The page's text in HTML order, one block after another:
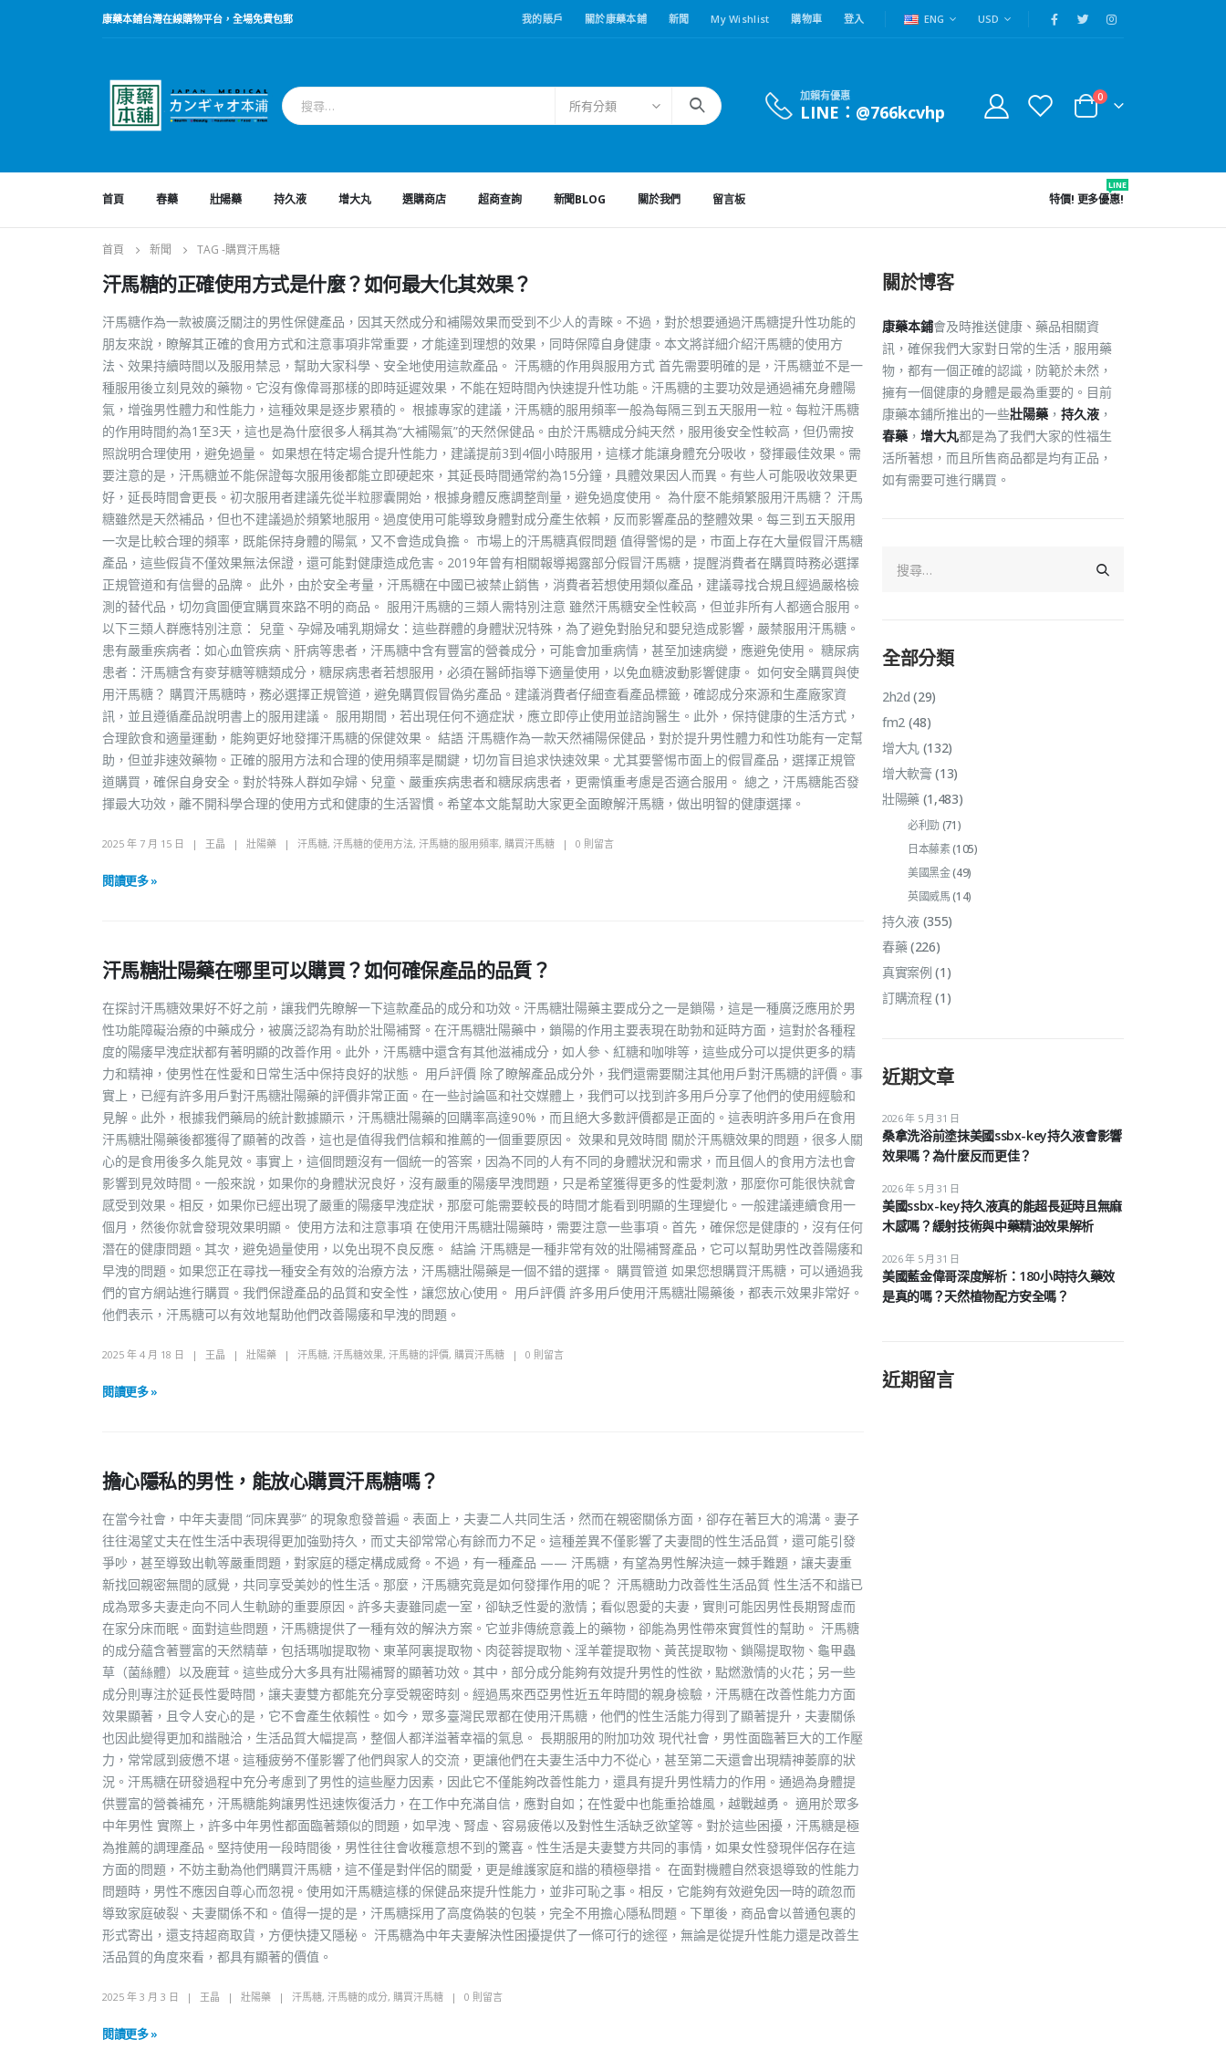
康藥本鋪台灣在線購物平台，全場免費包郵 我的賬戶 關於康藥本鋪 新聞 My Wishlist 購物車 登入 ENG USD
所有分類
加賴有優惠
LINE：@766kcvhp
0
首頁 春藥 壯陽藥 持久液 增大丸 選購商店 超商查詢 新聞BLOG 關於我們 留言板 特價! 更多優惠!
LINE
首頁 新聞 TAG -購買汗馬糖
汗馬糖的正確使用方式是什麼？如何最大化其效果？
汗馬糖作為一款被廣泛關注的男性保健產品，因其天然成分和補陽效果而受到不少人的青睞。不過，對於想要通過汗馬糖提升性功能的
朋友來說，瞭解其正確的食用方式和注意事項非常重要，才能達到理想的效果，同時保障自身健康。本文將詳細介紹汗馬糖的使用方
法、效果持續時間以及服用禁忌，幫助大家科學、安全地使用這款產品。 汗馬糖的作用與服用方式 首先需要明確的是，汗馬糖並不是一
種服用後立刻見效的藥物。它沒有像偉哥那樣的即時延遲效果，不能在短時間內快速提升性功能。汗馬糖的主要功效是通過補充身體陽
氣，增強男性體力和性能力，這種效果是逐步累積的。 根據專家的建議，汗馬糖的服用頻率一般為每隔三到五天服用一粒。每粒汗馬糖
的作用時間約為1至3天，這也是為什麼很多人稱其為“大補陽氣”的天然保健品。由於汗馬糖成分純天然，服用後安全性較高，但仍需按
照說明合理使用，避免過量。 如果想在特定場合提升性能力，建議提前3到4個小時服用，這樣才能讓身體充分吸收，發揮最佳效果。需
要注意的是，汗馬糖並不能保證每次服用後都能立即硬起來，其延長時間通常約為15分鐘，具體效果因人而異。有些人可能吸收效果更
好，延長時間會更長。初次服用者建議先從半粒膠囊開始，根據身體反應調整劑量，避免過度使用。 為什麼不能頻繁服用汗馬糖？ 汗馬
糖雖然是天然補品，但也不建議過於頻繁地服用。過度使用可能導致身體對成分產生依賴，反而影響產品的整體效果。每三到五天服用
一次是比較合理的頻率，既能保持身體的陽氣，又不會造成負擔。 市場上的汗馬糖真假問題 值得警惕的是，市面上存在大量假冒汗馬糖
產品，這些假貨不僅效果無法保證，還可能對健康造成危害。2019年曾有相關報導揭露部分假冒汗馬糖，提醒消費者在購買時務必選擇
正規管道和有信譽的品牌。 此外，由於安全考量，汗馬糖在中國已被禁止銷售，消費者若想使用類似產品，建議尋找合規且經過嚴格檢
測的替代品，切勿貪圖便宜購買來路不明的商品。 服用汗馬糖的三類人需特別注意 雖然汗馬糖安全性較高，但並非所有人都適合服用。
以下三類人群應特別注意： 兒童、孕婦及哺乳期婦女：這些群體的身體狀況特殊，為了避免對胎兒和嬰兒造成影響，嚴禁服用汗馬糖。
患有嚴重疾病者：如心血管疾病、肝病等患者，汗馬糖中含有豐富的營養成分，可能會加重病情，甚至加速病變，應避免使用。 糖尿病
患者：汗馬糖含有麥芽糖等糖類成分，糖尿病患者若想服用，必須在醫師指導下適量使用，以免血糖波動影響健康。 如何安全購買與使
用汗馬糖？ 購買汗馬糖時，務必選擇正規管道，避免購買假冒偽劣產品。建議消費者仔細查看產品標籤，確認成分來源和生產廠家資
訊，並且遵循產品說明書上的服用建議。 服用期間，若出現任何不適症狀，應立即停止使用並諮詢醫生。此外，保持健康的生活方式，
合理飲食和適量運動，能夠更好地發揮汗馬糖的保健效果。 結語 汗馬糖作為一款天然補陽保健品，對於提升男性體力和性功能有一定幫
助，但並非速效藥物。正確的服用方法和合理的使用頻率是關鍵，切勿盲目追求快速效果。尤其要警惕市面上的假冒產品，選擇正規管
道購買，確保自身安全。對於特殊人群如孕婦、兒童、嚴重疾病患者和糖尿病患者，更需慎重考慮是否適合服用。 總之，汗馬糖能否發
揮最大功效，離不開科學合理的使用方式和健康的生活習慣。希望本文能幫助大家更全面瞭解汗馬糖，做出明智的健康選擇。
2025 年 7 月 15 日 王晶 壯陽藥 汗馬糖, 汗馬糖的使用方法, 汗馬糖的服用頻率, 購買汗馬糖 0 則留言
閱讀更多 »
汗馬糖壯陽藥在哪里可以購買？如何確保產品的品質？
在探討汗馬糖效果好不好之前，讓我們先瞭解一下這款產品的成分和功效。汗馬糖壯陽藥主要成分之一是鎖陽，這是一種廣泛應用於男
性功能障礙治療的中藥成分，被廣泛認為有助於壯陽補腎。在汗馬糖壯陽藥中，鎖陽的作用主要表現在助勃和延時方面，這對於各種程
度的陽痿早洩症狀都有著明顯的改善作用。此外，汗馬糖中還含有其他滋補成分，如人參、紅糖和咖啡等，這些成分可以提供更多的精
力和精神，使男性在性愛和日常生活中保持良好的狀態。 用戶評價 除了瞭解產品成分外，我們還需要關注其他用戶對汗馬糖的評價。事
實上，已經有許多用戶對汗馬糖壯陽藥的評價非常正面。在一些討論區和社交媒體上，我們可以找到許多用戶分享了他們的使用經驗和
見解。此外，根據我們藥局的統計數據顯示，汗馬糖壯陽藥的回購率高達90%，而且絕大多數評價都是正面的。這表明許多用戶在食用
汗馬糖壯陽藥後都獲得了顯著的改善，這也是值得我們信賴和推薦的一個重要原因。 效果和見效時間 關於汗馬糖效果的問題，很多人關
心的是食用後多久能見效。事實上，這個問題沒有一個統一的答案，因為不同的人有不同的身體狀況和需求，而且個人的食用方法也會
影響到見效時間。一般來說，如果你的身體狀況良好，沒有嚴重的陽痿早洩問題，只是希望獲得更多的性愛刺激，那麼你可能很快就會
感受到效果。相反，如果你已經出現了嚴重的陽痿早洩症狀，那麼可能需要較長的時間才能看到明顯的生理變化。一般建議連續食用一
個月，然後你就會發現效果明顯。 使用方法和注意事項 在使用汗馬糖壯陽藥時，需要注意一些事項。首先，確保您是健康的，沒有任何
潛在的健康問題。其次，避免過量使用，以免出現不良反應。 結論 汗馬糖是一種非常有效的壯陽補腎產品，它可以幫助男性改善陽痿和
早洩的問題。如果您正在尋找一種安全有效的治療方法，汗馬糖壯陽藥是一個不錯的選擇。 購買管道 如果您想購買汗馬糖，可以通過我
們的官方網站進行購買。我們保證產品的品質和安全性，讓您放心使用。 用戶評價 許多用戶使用汗馬糖壯陽藥後，都表示效果非常好。
他們表示，汗馬糖可以有效地幫助他們改善陽痿和早洩的問題。
2025 年 4 月 18 日 王晶 壯陽藥 汗馬糖, 汗馬糖效果, 汗馬糖的評價, 購買汗馬糖 0 則留言
閱讀更多 »
擔心隱私的男性，能放心購買汗馬糖嗎？
在當今社會，中年夫妻間 “同床異夢” 的現象愈發普遍。表面上，夫妻二人共同生活，然而在親密關係方面，卻存在著巨大的鴻溝。妻子
往往渴望丈夫在性生活中表現得更加強勁持久，而丈夫卻常常心有餘而力不足。這種差異不僅影響了夫妻間的性生活品質，還可能引發
爭吵，甚至導致出軌等嚴重問題，對家庭的穩定構成威脅。不過，有一種產品 —— 汗馬糖，有望為男性解決這一棘手難題，讓夫妻重
新找回親密無間的感覺，共同享受美妙的性生活。那麼，汗馬糖究竟是如何發揮作用的呢？ 汗馬糖助力改善性生活品質 性生活不和諧已
成為眾多夫妻走向不同人生軌跡的重要原因。許多夫妻雖同處一室，卻缺乏性愛的激情；看似恩愛的夫妻，實則可能因男性長期腎虛而
在家分床而眠。面對這些問題，汗馬糖提供了一種有效的解決方案。它並非傳統意義上的藥物，卻能為男性帶來實質性的幫助。 汗馬糖
的成分蘊含著豐富的天然精華，包括瑪咖提取物、東革阿裏提取物、肉蓯蓉提取物、淫羊藿提取物、黃芪提取物、鎖陽提取物、龜甲蟲
草（菌絲體）以及鹿茸。這些成分大多具有壯陽補腎的顯著功效。其中，部分成分能夠有效提升男性的性欲，點燃激情的火花；另一些
成分則專注於延長性愛時間，讓夫妻雙方都能充分享受親密時刻。經過馬來西亞男性近五年時間的親身檢驗，汗馬糖在改善性能力方面
效果顯著，且令人安心的是，它不會產生依賴性。如今，眾多臺灣民眾都在使用汗馬糖，他們的性生活能力得到了顯著提升，夫妻關係
也因此變得更加和諧融洽，生活品質大幅提高，整個人都洋溢著幸福的氣息。 長期服用的附加功效 現代社會，男性面臨著巨大的工作壓
力，常常感到疲憊不堪。這種疲勞不僅影響了他們與家人的交流，更讓他們在夫妻生活中力不從心，甚至第二天還會出現精神萎靡的狀
況。汗馬糖在研發過程中充分考慮到了男性的這些壓力因素，因此它不僅能夠改善性能力，還具有提升男性精力的作用。通過為身體提
供豐富的營養補充，汗馬糖能夠讓男性迅速恢復活力，在工作中充滿自信，應對自如；在性愛中也能重拾雄風，越戰越勇。 適用於眾多
中年男性 實際上，許多中年男性都面臨著類似的問題，如早洩、腎虛、容易疲倦以及對性生活缺乏欲望等。對於這些困擾，汗馬糖是極
為推薦的調理產品。堅持使用一段時間後，男性往往會收穫意想不到的驚喜。性生活是夫妻雙方共同的事情，如果女性發現伴侶存在這
方面的問題，不妨主動為他們購買汗馬糖，這不僅是對伴侶的關愛，更是維護家庭和諧的積極舉措。 在面對機體自然衰退導致的性能力
問題時，男性不應因自尊心而忽視。使用如汗馬糖這樣的保健品來提升性能力，並非可恥之事。相反，它能夠有效避免因一時的疏忽而
導致家庭破裂、夫妻關係不和。值得一提的是，汗馬糖採用了高度偽裝的包裝，完全不用擔心隱私問題。下單後，商品會以普通包裹的
形式寄出，還支持超商取貨，方便快捷又隱秘。 汗馬糖為中年夫妻解決性困擾提供了一條可行的途徑，無論是從提升性能力還是改善生
活品質的角度來看，都具有顯著的價值。
2025 年 3 月 3 日 王晶 壯陽藥 汗馬糖, 汗馬糖的成分, 購買汗馬糖 0 則留言
閱讀更多 »
關於博客
康藥本鋪會及時推送健康、藥品相關資
訊，確保我們大家對日常的生活，服用藥
物，都有一個正確的認識，防範於未然，
擁有一個健康的身體是最為重要的。目前
康藥本鋪所推出的一些壯陽藥 ， 持久液 ，
春藥 ， 增大丸都是為了我們大家的性福生
活所著想，而且所售商品都是均有正品，
如有需要可進行購買。
全部分類
2h2d (29)
fm2(48)
增大丸(132)
增大軟膏 (13)
壯陽藥(1,483)
必利勁(71)
日本藤素(105)
美國黑金(49)
英國威馬(14)
持久液(355)
春藥(226)
真實案例 (1)
訂購流程 (1)
近期文章
桑拿洗浴前塗抹美國ssbx-key持久液會影響
效果嗎？為什麼反而更佳？
2026 年 5 月 31 日
美國ssbx-key持久液真的能超長延時且無麻
木感嗎？緩射技術與中藥精油效果解析
2026 年 5 月 31 日
美國藍金偉哥深度解析：180小時持久藥效
是真的嗎？天然植物配方安全嗎？
2026 年 5 月 31 日
近期留言